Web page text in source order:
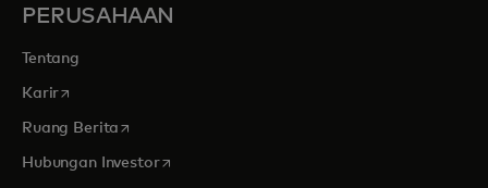
PERUSAHAAN
Tentang
Kariropens in a new tab
Ruang Berita opens in a new tab
Hubungan Investoropens in a new tab